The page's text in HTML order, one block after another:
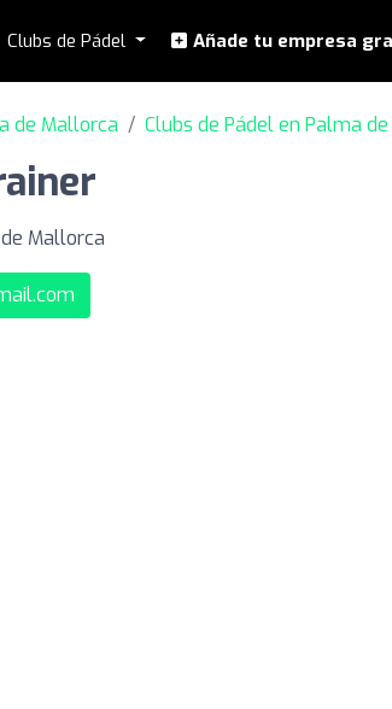
Clubs de Pádel Añade tu empresa
de Mallorca Clubs de Pádel en Palma
Mallorca